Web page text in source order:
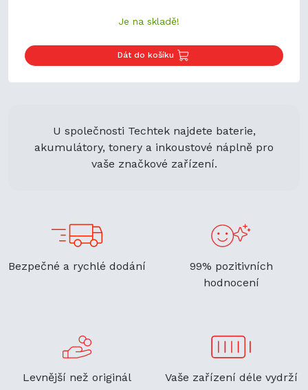
Je na skladě!
Dát do košíku
U společnosti Techtek najdete baterie,
akumulátory, tonery a inkoustové náplně pro
vaše značkové zařízení.
Bezpečné a rychlé dodání
99% pozitivních
hodnocení
Levnější než originál Vaše zařízení déle vydrží